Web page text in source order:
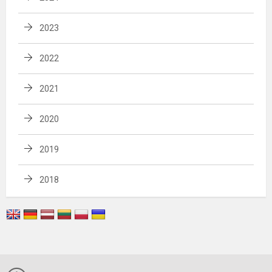
2023
2022
2021
2020
2019
2018